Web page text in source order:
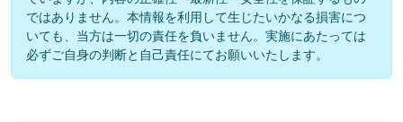
ではありません。本情報を利用して生じたいかなる損害につ
いても、当方は一切の責任を負いません。実施にあたっては
必ずご自身の判断と自己責任にてお願いいたします。